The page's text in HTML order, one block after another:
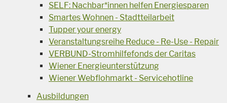
SELF: Nachbar*innen helfen Energiesparen
Smartes Wohnen - Stadtteilarbeit
Tupper your energy
Veranstaltungsreihe Reduce - Re-Use - Repair
VERBUND-Stromhilfefonds der Caritas
Wiener Energieunterstützung
Wiener Webflohmarkt - Servicehotline
Ausbildungen